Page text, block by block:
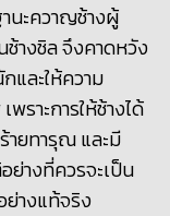
นะควาญช้างผู้
ช้างชิล จึงคาดหวัง
และให้ความ
ราะการให้ช้างได้
ายทารุณ และมี
ย่างที่ควรจะเป็น
ย่างแท้จริง